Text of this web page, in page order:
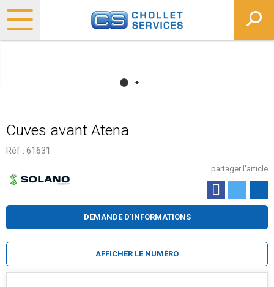
Cuves avant Atena
Réf : 61631
partager l'article
DEMANDE D'INFORMATIONS
AFFICHER LE NUMÉRO